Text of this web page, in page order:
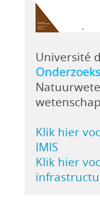
Université
Klik hier
IMIS
Klik hier